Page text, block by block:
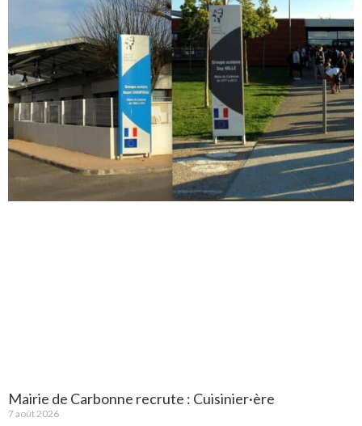
Mairie de Carbonne recrute : Cuisinier·ère
7 août 2026